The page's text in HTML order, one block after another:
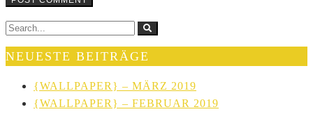
NEUESTE BEITRÄGE
{WALLPAPER} – MÄRZ 2019
{WALLPAPER} – FEBRUAR 2019